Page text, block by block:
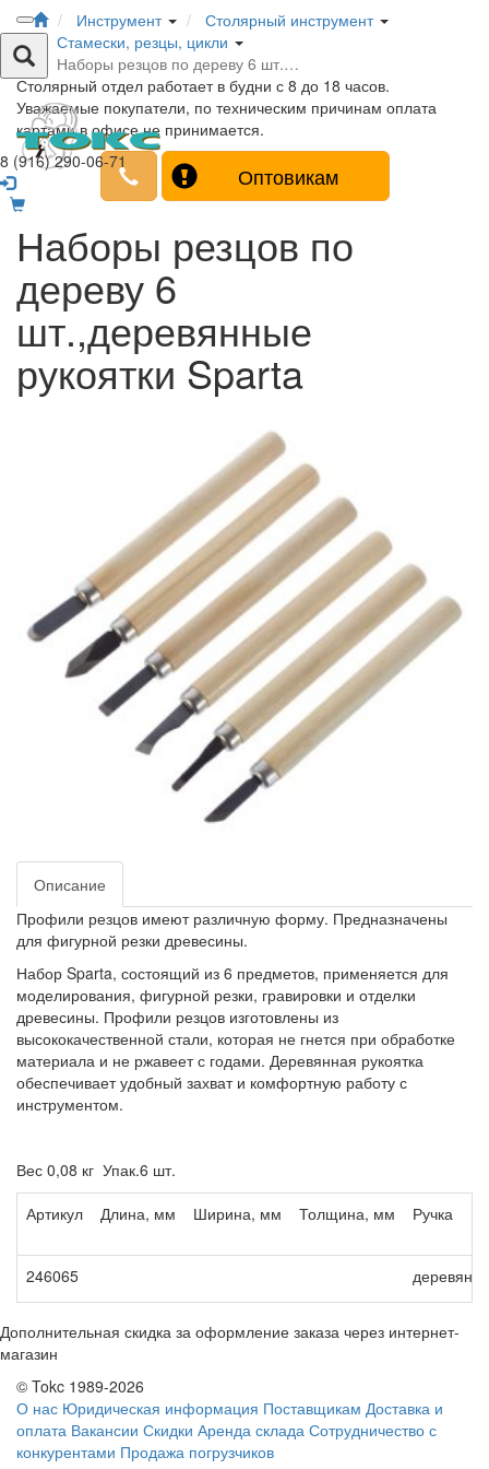
8 (916) 290-06-71
Инструмент
Столярный инструмент
Стамески, резцы, цикли
Наборы резцов по дереву 6 шт.…
Столярный отдел работает в будни с 8 до 18 часов.
Уважаемые покупатели, по техническим причинам оплата
картами в офисе не принимается.
Оптовикам
Наборы резцов по
дереву 6
шт.,деревянные
рукоятки Sparta
Описание
Профили резцов имеют различную форму. Предназначены
для фигурной резки древесины.
Набор Sparta, состоящий из 6 предметов, применяется для
моделирования, фигурной резки, гравировки и отделки
древесины. Профили резцов изготовлены из
высококачественной стали, которая не гнется при обработке
материала и не ржавеет с годами. Деревянная рукоятка
обеспечивает удобный захват и комфортную работу с
инструментом.
Вес 0,08 кг Упак.6 шт.
Артикул
Длина, мм Ширина, мм Толщина, мм Ручка
246065
Дополнительная скидка за оформление заказа через интернет-
магазин
© Tokc 1989-2026
О нас Юридическая информация Поставщикам Доставка и
оплата Вакансии Скидки Аренда склада Сотрудничество с
конкурентами Продажа погрузчиков